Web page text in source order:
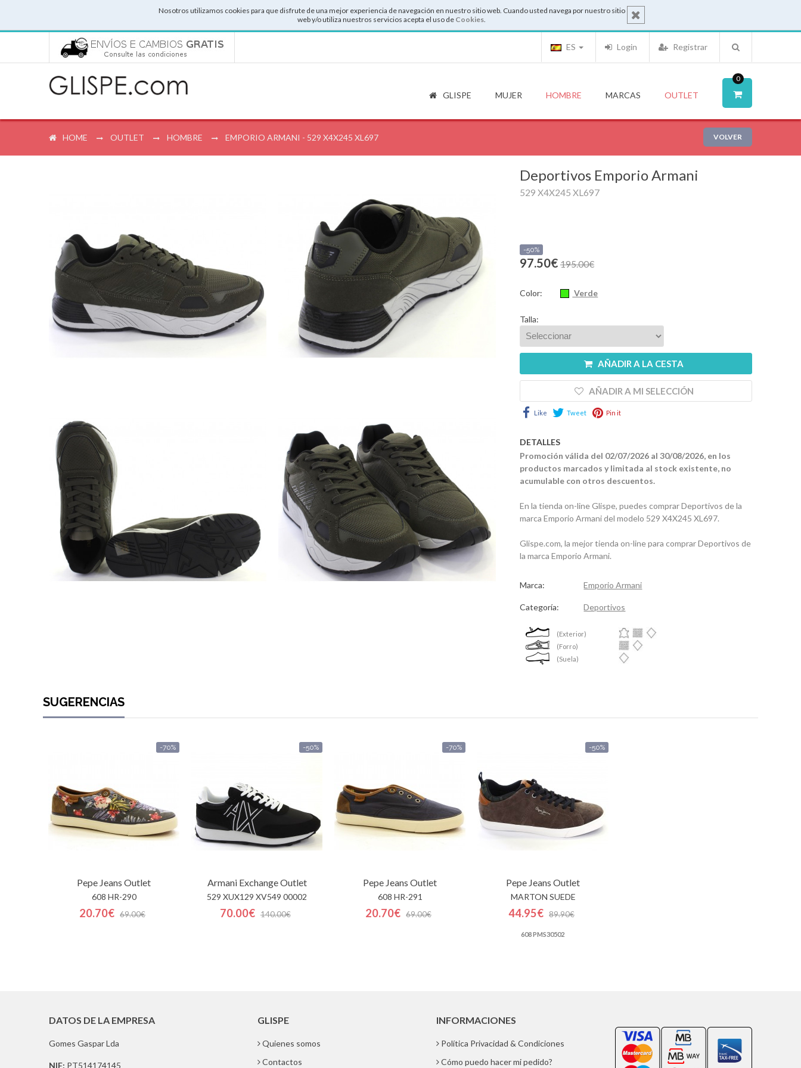
Nosotros utilizamos cookies para que disfrute de una mejor experiencia de navegación en nuestro sitio web. Cuando usted navega por nuestro sitio
web y/o utiliza nuestros servicios acepta el uso de Cookies.
Registrar
Login
ES
0
GLISPE MUJER HOMBRE MARCAS OUTLET
VOLVER
HOME OUTLET HOMBRE EMPORIO ARMANI - 529 X4X245 XL697
Deportivos Emporio Armani
529 X4X245 XL697
-50%
97.50€ 195.00€
Color: Verde
Talla:
AÑADIR A LA CESTA
AÑADIR A MI SELECCIÓN
Like Tweet Pin it
DETALLES
Promoción válida del 02/07/2026 al 30/08/2026, en los
productos marcados y limitada al stock existente, no
acumulable con otros descuentos.
En la tienda on-line Glispe, puedes comprar Deportivos de la
marca Emporio Armani del modelo 529 X4X245 XL697.
Glispe.com, la mejor tienda on-line para comprar Deportivos de
la marca Emporio Armani.
Marca: Emporio Armani
Categoría: Deportivos
(Exterior)
(Forro)
(Suela)
SUGERENCIAS
-70%
Pepe Jeans Outlet
608 HR-290
20.70€ 69.00€
-50%
Armani ExchangeOutlet
529 XUX129 XV549 00002
70.00€ 140.00€
-70%
Pepe Jeans Outlet
608 HR-291
20.70€ 69.00€
-50%
Pepe Jeans Outlet
MARTON SUEDE
44.95€ 89.90€
608 PMS30502
DATOS DE LA EMPRESA
Gomes Gaspar Lda
NIF: PT514174145
GLISPE
Quienes somos
Contactos
INFORMACIONES
Política Privacidad & Condiciones
Cómo puedo hacer mi pedido?